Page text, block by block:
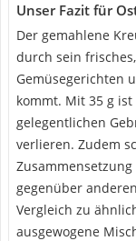
Unser Fazit für
Der gemahlene
durch sein
Gemüsegerichten
kommt. Mit 35 g
gelegentlichen
verlieren. Zudem
gegenüber
Vergleich zu
ausgewogene